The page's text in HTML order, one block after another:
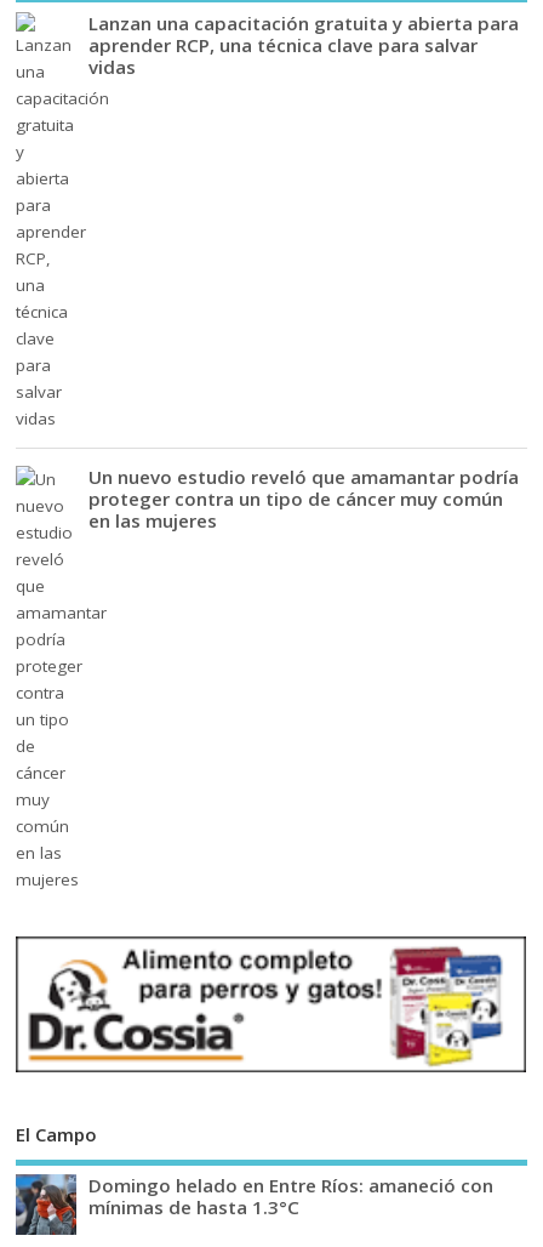
Lanzan una capacitación gratuita y abierta para
aprender RCP, una técnica clave para salvar
vidas
Un nuevo estudio reveló que amamantar podría
proteger contra un tipo de cáncer muy común
en las mujeres
El Campo
Domingo helado en Entre Ríos: amaneció con
mínimas de hasta 1.3°C